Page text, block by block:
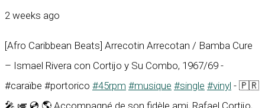
2 weeks ago
[Afro Caribbean Beats] Arrecotin Arrecotan / Bamba Cure
– Ismael Rivera con Cortijo y Su Combo, 1967/69 -
#caraïbe #portorico #45rpm #musique #single #vinyl - 🇵🇷